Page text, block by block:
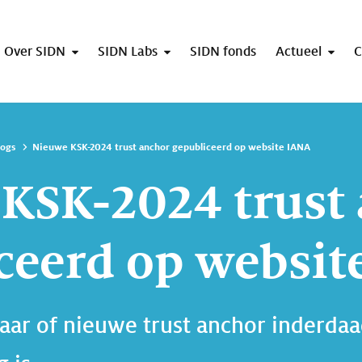
Over SIDN SIDN Labs SIDN fonds Actueel
Nieuwe KSK-2024 trust anchor gepubliceerd op website IANA
2024 trust
op
of nieuwe trust anchor